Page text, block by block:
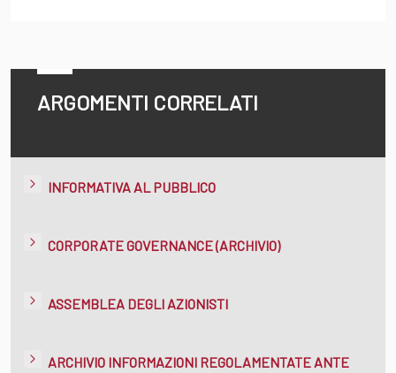
ARGOMENTI CORRELATI
INFORMATIVA AL PUBBLICO
CORPORATE GOVERNANCE (ARCHIVIO)
ASSEMBLEA DEGLI AZIONISTI
ARCHIVIO INFORMAZIONI REGOLAMENTATE ANTE